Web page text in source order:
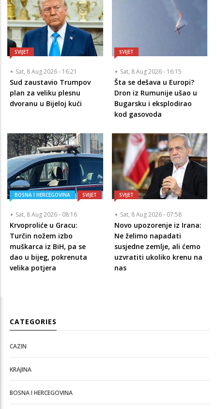
SVIJET
Sat, 8 Aug 2026 - 16:21
Sud zaustavio Trumpov
plan za veliku plesnu
dvoranu u Bijeloj kući
SVIJET
Sat, 8 Aug 2026 - 16:15
Šta se dešava u Europi?
Dron iz Rumunije ušao u
Bugarsku i eksplodirao
kod gasovoda
BOSNA I HERCEGOVINA SVIJET
Sat, 8 Aug 2026 - 08:16
Krvoproliće u Gracu:
Turčin nožem izbo
muškarca iz BiH, pa se
dao u bijeg, pokrenuta
velika potjera
SVIJET
Sat, 8 Aug 2026 - 07:58
Novo upozorenje iz Irana:
Ne želimo napadati
susjedne zemlje, ali ćemo
uzvratiti ukoliko krenu na
nas
CATEGORIES
CAZIN
KRAJINA
BOSNA I HERCEGOVINA